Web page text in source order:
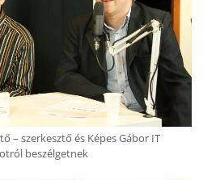
– szerkesztő és Képes Gábor IT
beszélgetnek